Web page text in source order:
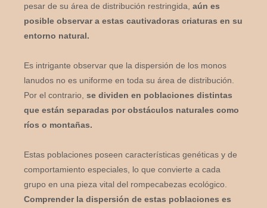
pesar de su área de distribución restringida, aún es
posible observar a estas cautivadoras criaturas en su
entorno natural.
Es intrigante observar que la dispersión de los monos
lanudos no es uniforme en toda su área de distribución.
Por el contrario, se dividen en poblaciones distintas
que están separadas por obstáculos naturales como
ríos o montañas.
Estas poblaciones poseen características genéticas y de
comportamiento especiales, lo que convierte a cada
grupo en una pieza vital del rompecabezas ecológico.
Comprender la dispersión de estas poblaciones es